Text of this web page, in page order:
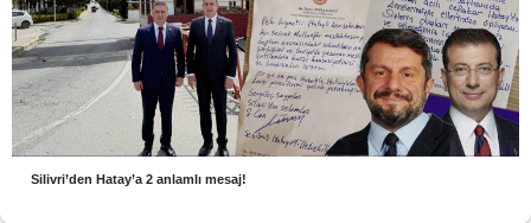
Silivri’den Hatay’a 2 anlamlı mesaj!